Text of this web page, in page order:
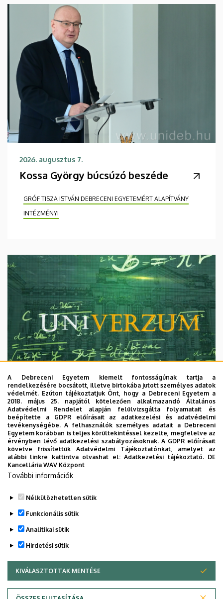
2026. augusztus 7.
Kossa György búcsúzó beszéde
GRÓF TISZA ISTVÁN DEBRECENI EGYETEMÉRT ALAPÍTVÁNY
INTÉZMÉNYI
2026. augusztus 7.
Univerzum: A Debreceni Egyetem
titkos receptjei
KUTATÁS TUDOMÁNY
A Debreceni Egyetem kiemelt fontosságúnak tartja a
rendelkezésére bocsátott, illetve birtokába jutott személyes adatok
védelmét. Ezúton tájékoztatjuk Önt, hogy a Debreceni Egyetem a
2018. május 25. napjától kötelezően alkalmazandó Általános
Adatvédelmi Rendelet alapján felülvizsgálta folyamatait és
beépítette a GDPR előírásait az adatkezelési és adatvédelmi
tevékenységébe. A felhasználók személyes adatait a Debreceni
Egyetem korábban is teljes körültekintéssel kezelte, megfelelve az
érvényben lévő adatkezelési szabályozásoknak. A GDPR előírásait
követve frissítettük Adatvédelmi Tájékoztatónkat, amelyet az
alábbi linkre kattintva olvashat el:Adatkezelési tájékoztató. DE
Kancellária WAV Központ
További információk
Nélkülözhetetlen sütik
Funkcionális sütik
Analitikai sütik
Hirdetési sütik
KIVÁLASZTOTTAK MENTÉSE
WITHDRAW CONSENT